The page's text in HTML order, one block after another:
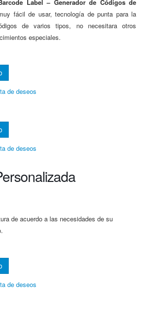
Label– Generador de Códigos de
fácil de usar, tecnología de punta para la
de varios tipos, no necesitara otros
especiales.
de deseos
de deseos
de acuerdo a las necesidades de su
de deseos